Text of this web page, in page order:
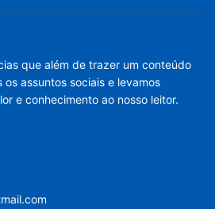
que além de trazer um conteúdo
assuntos sociais e levamos
e conhecimento ao nosso leitor.